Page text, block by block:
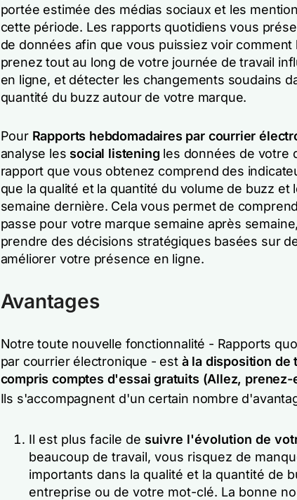
portée estimée des médias sociaux et les
cette période. Les rapports quotidiens vous
de données afin que vous puissiez voir
prenez tout au long de votre journée de travail
en ligne, et détecter les changements soudains
quantité du buzz autour de votre marque.
Pour Rapports hebdomadaires par courrier
analyse les social listening les données de votre
rapport que vous obtenez comprend des
que la qualité et la quantité du volume de buzz et
semaine dernière. Cela vous permet de
passe pour votre marque semaine après
prendre des décisions stratégiques basées sur
améliorer votre présence en ligne.
Avantages
Notre toute nouvelle fonctionnalité - Rapports
par courrier électronique - est à la disposition de
compriscomptes d'essai gratuits (Allez, prenez-
Ils s'accompagnent d'un certain nombre
Il est plus facile de suivre l'évolution de
beaucoup de travail, vous risquez de
importants dans la qualité et la quantité de
entreprise ou de votre mot-clé. La bonne